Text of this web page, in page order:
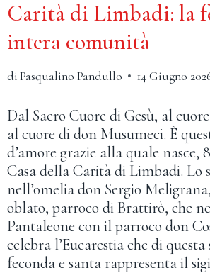
Carità di Limbadi: la
intera comunità
diPasqualino Pandullo 14 Giugno
Dal Sacro Cuore di Gesù, al
al cuore di don Musumeci. È
d’amore grazie alla quale nasce,
Casa della Carità di Limbadi. Lo
nell’omelia don Sergio
oblato, parroco di Brattirò, che
Pantaleone con il parroco don
celebra l’Eucarestia che di
feconda e santa rappresenta il